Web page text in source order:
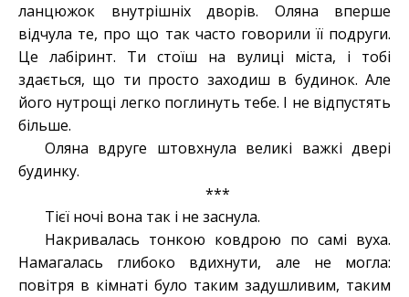
ланцюжок внутрішніх дворів. Оляна вперше
відчула те, про що так часто говорили її подруги.
Це лабіринт. Ти стоїш на вулиці міста, і тобі
здається, що ти просто заходиш в будинок. Але
його нутрощі легко поглинуть тебе. І не відпустять
більше.
Оляна вдруге штовхнула великі важкі двері
будинку.
***
Тієї ночі вона так і не заснула.
Накривалась тонкою ковдрою по самі вуха.
Намагалась глибоко вдихнути, але не могла:
повітря в кімнаті було таким задушливим, таким